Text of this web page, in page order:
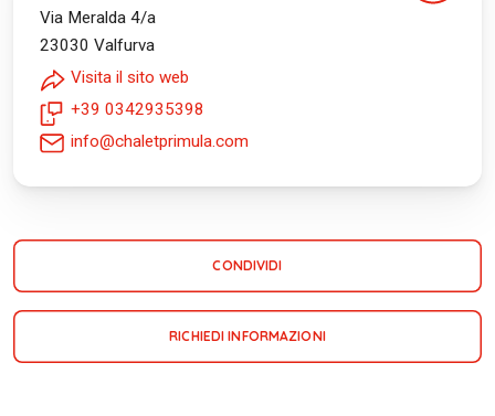
Via Meralda 4/a
23030 Valfurva
Visita il sito web
+39 0342935398
info@chaletprimula.com
CONDIVIDI
RICHIEDI INFORMAZIONI